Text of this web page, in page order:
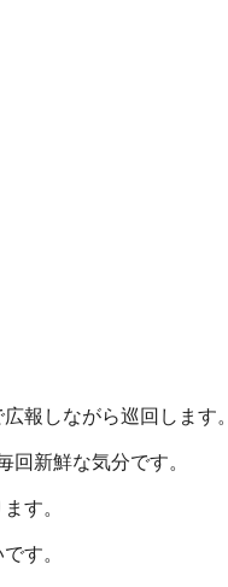
報しながら巡回します。
新鮮な気分です。
す。
す。